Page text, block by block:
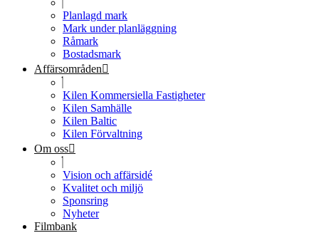
Planlagd mark
Mark under planläggning
Råmark
Bostadsmark
Affärsområden
Kilen Kommersiella Fastigheter
Kilen Samhälle
Kilen Baltic
Kilen Förvaltning
Om oss
Vision och affärsidé
Kvalitet och miljö
Sponsring
Nyheter
Filmbank